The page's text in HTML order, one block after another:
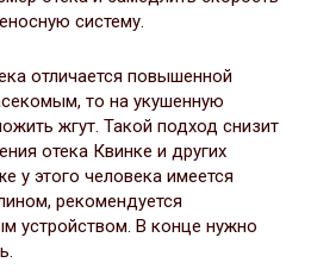
систему.
отличается повышенной
то на укушенную
жгут. Такой подход снизит
отека Квинке и других
у этого человека имеется
рекомендуется
устройством. В конце нужно